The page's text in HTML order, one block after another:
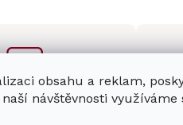
obsahu a reklam,
návštěvnosti
prodejna